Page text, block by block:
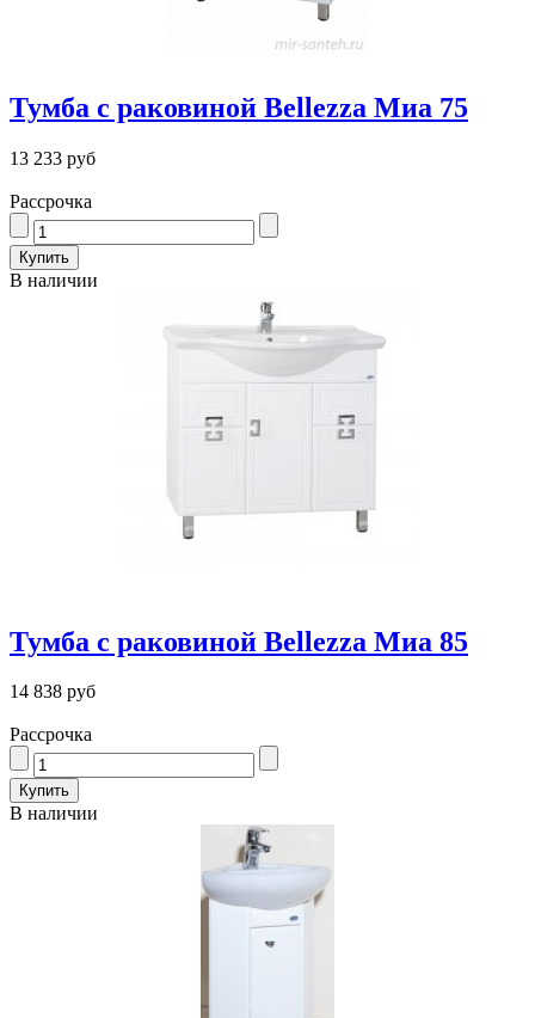
Тумба с раковиной Bellezza Миа 75
13 233 руб
Рассрочка
В наличии
Тумба с раковиной Bellezza Миа 85
14 838 руб
Рассрочка
В наличии